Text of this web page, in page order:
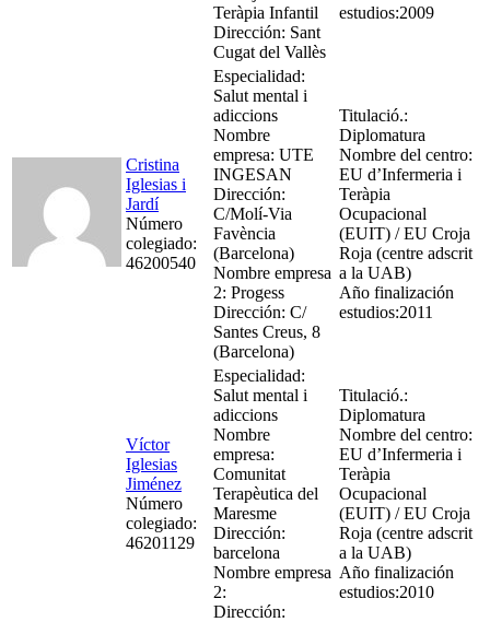
Teràpia Infantil
Dirección: Sant
Cugat del Vallès
estudios:2009
Cristina
Iglesias i
Jardí
Número
colegiado:
46200540
Especialidad:
Salut mental i
adiccions
Nombre
empresa: UTE
INGESAN
Dirección:
C/Molí-Via
Favència
(Barcelona)
Nombre empresa
2: Progess
Dirección: C/
Santes Creus, 8
(Barcelona)
Titulació.:
Diplomatura
Nombre del centro:
EU d’Infermeria i
Teràpia
Ocupacional
(EUIT) / EU Croja
Roja (centre adscrit
a la UAB)
Año finalización
estudios:2011
Víctor
Iglesias
Jiménez
Número
colegiado:
46201129
Especialidad:
Salut mental i
adiccions
Nombre
empresa:
Comunitat
Terapèutica del
Maresme
Dirección:
barcelona
Nombre empresa
2:
Dirección:
Titulació.:
Diplomatura
Nombre del centro:
EU d’Infermeria i
Teràpia
Ocupacional
(EUIT) / EU Croja
Roja (centre adscrit
a la UAB)
Año finalización
estudios:2010